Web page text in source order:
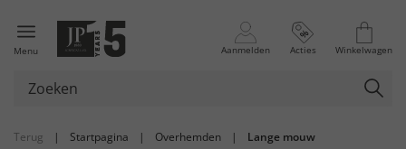
Menu Aanmelden Acties Winkelwagen
Terug | Startpagina | Overhemden | Lange mouw